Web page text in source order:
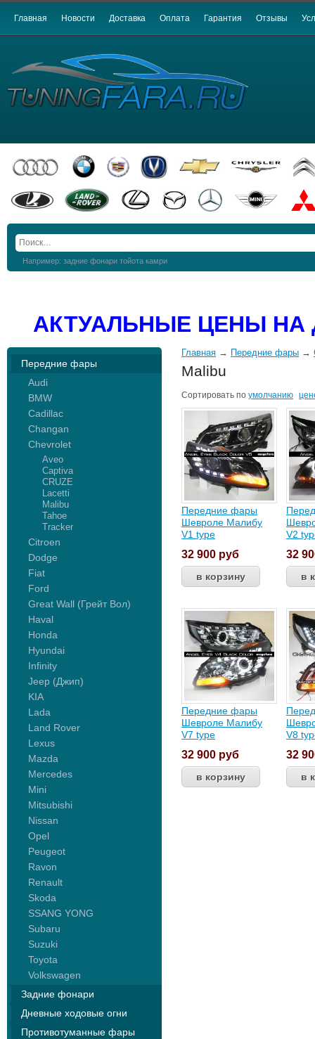
Главная Новости Доставка Оплата Гарантия Отзывы
Например: задние фонари тойота камри
АКТУАЛЬНЫЕ ЦЕНЫ
Передние фары
Audi
BMW
Cadillac
Changan
Chevrolet
Aveo
Captiva
CRUZE
Lacetti
Malibu
Tahoe
Tracker
Citroen
Dodge
Fiat
Ford
Great Wall (Грейт Вол)
Haval
Honda
Hyundai
Infinity
Jeep (Джип)
KIA
Lada
Land Rover
Lexus
Mazda
Mercedes
Mini
Mitsubishi
Nissan
Opel
Peugeot
Ravon
Renault
Skoda
SSANG YONG
Subaru
Suzuki
Toyota
Volkswagen
Задние фонари
Дневные ходовые огни
Противотуманные фары
Главная → Передние фары →
Malibu
Сортировать по умолчанию
Передние фары
Шевроле Малибу
V1 type
32 900 руб
V2
32
Передние фары
Шевроле Малибу
V7 type
32 900 руб
V8
32